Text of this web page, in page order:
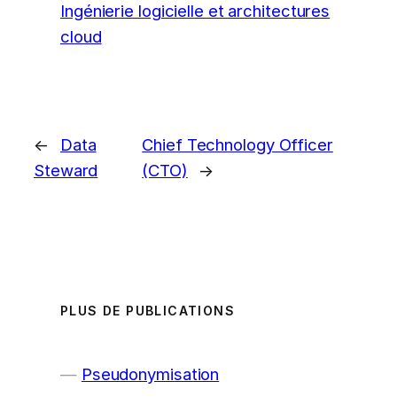
Ingénierie logicielle et architectures
cloud
←
Data
Steward
Chief Technology Officer
(CTO)
→
PLUS DE PUBLICATIONS
Pseudonymisation